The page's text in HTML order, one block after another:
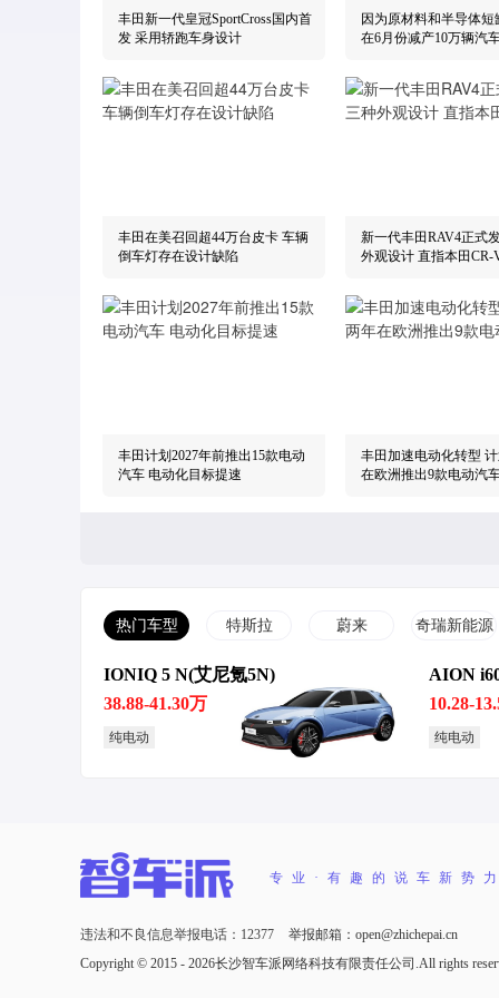
丰田新一代皇冠SportCross国内首
发 采用轿跑车身设计
因为原材料和半导体短
在6月份减产10万辆汽
丰田在美召回超44万台皮卡 车辆
倒车灯存在设计缺陷
新一代丰田RAV4正式
外观设计 直指本田CR-
丰田计划2027年前推出15款电动
汽车 电动化目标提速
丰田加速电动化转型
在欧洲推出9款电动
10月澳大利亚汽车销量排行公
布：丰田RAV4荣放第一
丰田、本田等跨国车
寒冬 三季度净利润腰斩
丰田FT-Se量产版预计2027年发布
热门车型 特斯拉 蔚来 奇瑞新能源
IONIQ 5 N(艾尼氪5N)
38.88-41.30万
纯电动
AION
10.28-
纯电动
专业·有趣的说车新势
违法和不良信息举报电话：12377
举报邮箱：open@zhichepai.cn
Copyright © 2015 - 2026长沙智车派网络科技有限责任公司.All rights